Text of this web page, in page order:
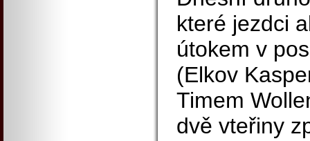
které jezdci
útokem v
(Elkov
Timem
dvě vteřiny